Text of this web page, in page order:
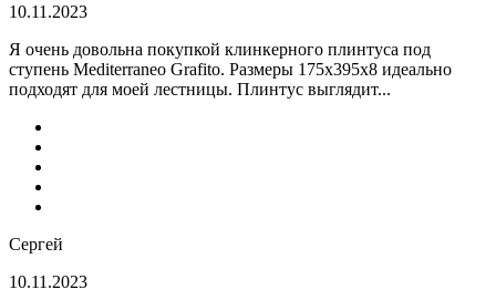
10.11.2023
Я очень довольна покупкой клинкерного плинтуса под
ступень Mediterraneo Grafito. Размеры 175х395х8 идеально
подходят для моей лестницы. Плинтус выглядит...
Сергей
10.11.2023